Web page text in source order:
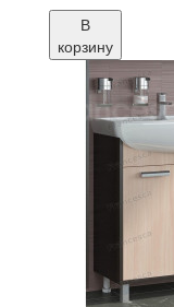
В
корзину
Тумба с
7 530 р.